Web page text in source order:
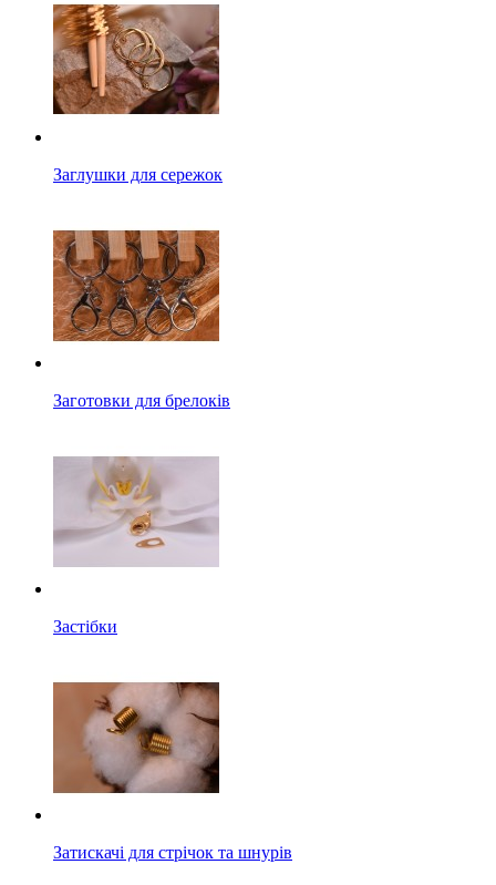
Заглушки для сережок
Заготовки для брелоків
Застібки
Затискачі для стрічок та шнурів